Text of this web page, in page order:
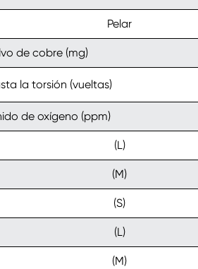
Pelar
de cobre (mg)
la torsión (vueltas)
de oxígeno (ppm)
(L)
(M)
(S)
(L)
(M)